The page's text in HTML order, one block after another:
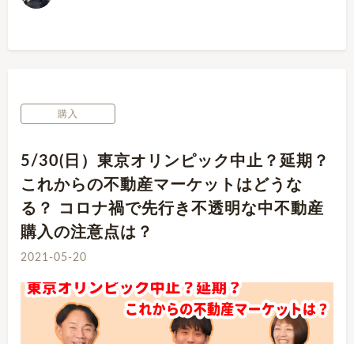
購入
5/30(日）東京オリンピック中止？延期？
これからの不動産マーケットはどうな
る？ コロナ禍で先行き不透明な中不動産
購入の注意点は？
2021-05-20